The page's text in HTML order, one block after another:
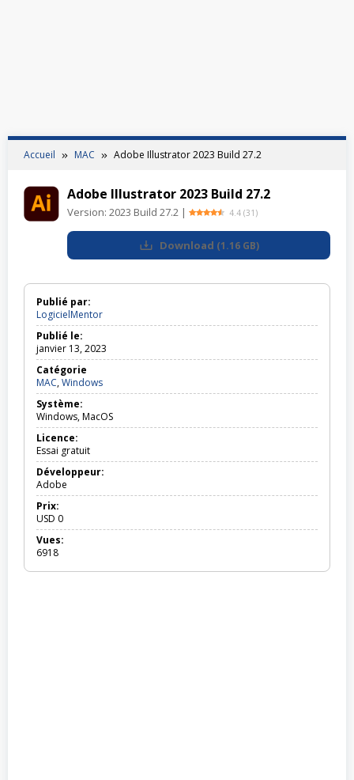
Accueil MAC Adobe Illustrator 2023 Build 27.2
Adobe Illustrator 2023 Build 27.2
Version: 2023 Build 27.2 | 4.4 (31 )
Download (1.16 GB)
Publié par:
LogicielMentor
Publié le:
janvier 13, 2023
Catégorie
MAC,WindowsMAC,
Windows
Système:
Windows, MacOS
Licence:
Essai gratuit
Développeur:
Adobe
Prix:
USD 0
Vues:
6918